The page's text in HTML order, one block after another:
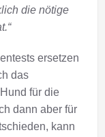
die nötige
ersetzen
das
für die
dann aber für
kann